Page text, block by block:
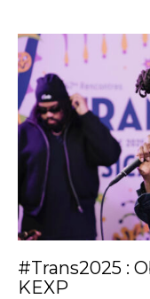
#Trans2025 :
KEXP